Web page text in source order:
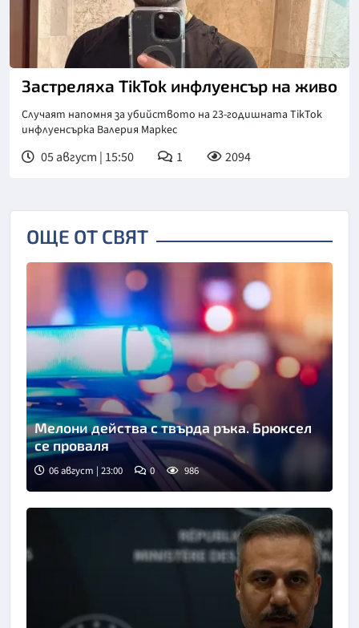
Застреляха TikTok инфлуенсър на живо
Случаят напомня за убийството на 23-годишната TikTok
инфлуенсърка Валерия Маркес
05 август | 15:50 1 2094
ОЩЕ ОТ СВЯТ
Мелони действа с твърда ръка. Брюксел
се проваля
06 август | 23:00 0 986